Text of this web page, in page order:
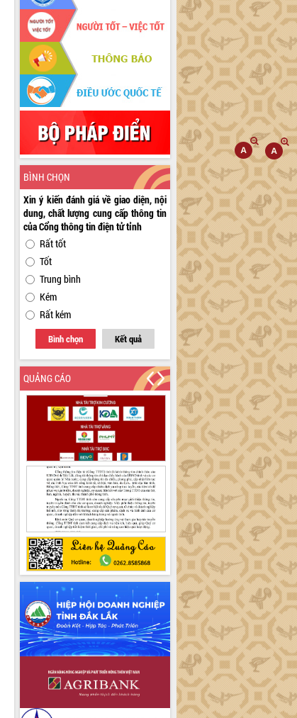
BÌNH CHỌN
Xin ý kiến đánh giá về giao diện, nội
dung, chất lượng cung cấp thông tin
của Cổng thông tin điện tử tỉnh
Rất tốt
Tốt
Trung bình
Kém
Rất kém
Bình chọn Kết quả
QUẢNG CÁO